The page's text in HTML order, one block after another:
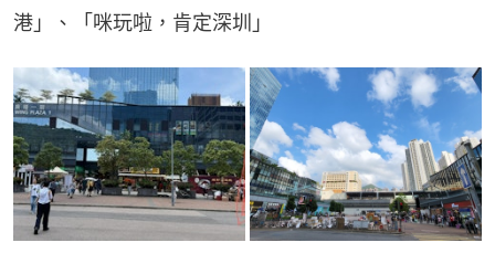
港」、「咪玩啦，肯定深圳」